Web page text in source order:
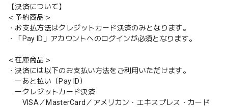
【決済について】
＜予約商品＞
・お支払方法はクレジットカード決済のみとなります。
・「Pay ID」アカウントへのログインが必須となります。
＜在庫商品＞
・決済には以下のお支払い方法をご利用いただけます。
ーあと払い（Pay ID）
ークレジットカード決済
VISA／MasterCard／アメリカン・エキスプレス・カード